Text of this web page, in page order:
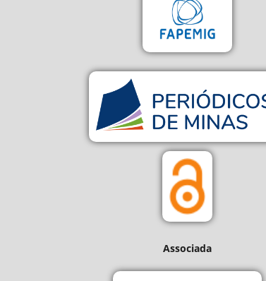
Associada